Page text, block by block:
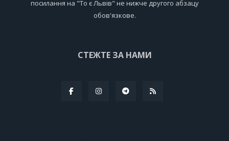
посилання на "То є Львів" не нижче другого абзацу
обов'язкове.
СТЕЖТЕ ЗА НАМИ